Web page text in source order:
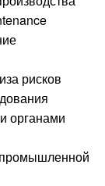
рисков
органами